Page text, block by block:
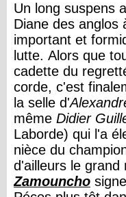
Un long suspens
Diane des anglos
important et
lutte. Alors que
cadette du
corde, c'est
la selle d'
même Didier
Laborde) qui l'a
nièce du
d'ailleurs le grand
Zamouncho